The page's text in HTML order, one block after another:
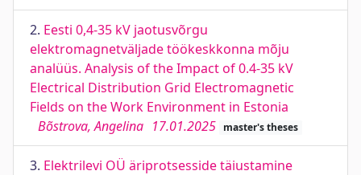
2. Eesti 0,4-35 kV jaotusvõrgu
elektromagnetväljade töökeskkonna mõju
analüüs. Analysis of the Impact of 0.4-35 kV
Electrical Distribution Grid Electromagnetic
Fields on the Work Environment in Estonia
Bõstrova, Angelina 17.01.2025 master's theses
3. Elektrilevi OÜ äriprotsesside täiustamine